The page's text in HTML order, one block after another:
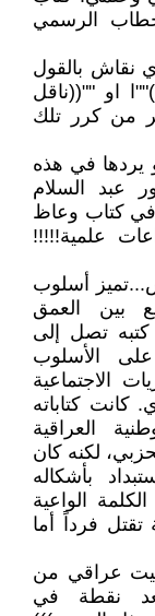
الرسمي
نقاش بالقول
او ""((ناقل
من كرر تلك
و يردها في هذه
عبد السلام
في كتاب وعاظ
علمية!!!!!
أسلوب
بين العمق
كتبه تصل إلى
الأسلوب
الاجتماعية
كانت كتاباته
العراقية
لكنه كان
بأشكاله
الواعية
فرداً أما
عراقي من
نقطة في